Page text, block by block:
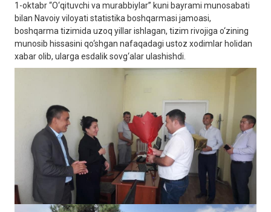
1-oktabr “O‘qituvchi va murabbiylar” kuni bayrami munosabati
bilan Navoiy viloyati statistika boshqarmasi jamoasi,
boshqarma tizimida uzoq yillar ishlagan, tizim rivojiga o‘zining
munosib hissasini qo‘shgan nafaqadagi ustoz xodimlar holidan
xabar olib, ularga esdalik sovg‘alar ulashishdi.